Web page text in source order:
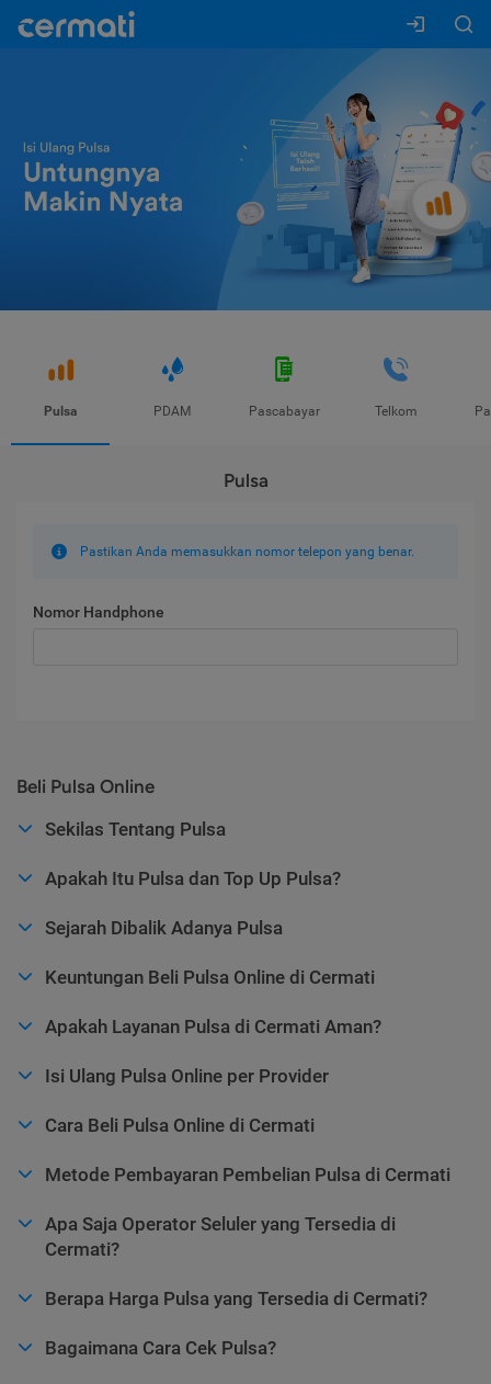
Pulsa PDAM Pascabayar Telkom
Pulsa
Pastikan Anda memasukkan nomor telepon yang benar.
Nomor Handphone
Beli Pulsa Online
Sekilas Tentang Pulsa
Apakah Itu Pulsa dan Top Up Pulsa?
Sejarah Dibalik Adanya Pulsa
Keuntungan Beli Pulsa Online di Cermati
Apakah Layanan Pulsa di Cermati Aman?
Isi Ulang Pulsa Online per Provider
Cara Beli Pulsa Online di Cermati
Metode Pembayaran Pembelian Pulsa di Cermati
Apa Saja Operator Seluler yang Tersedia di
Cermati?
Berapa Harga Pulsa yang Tersedia di Cermati?
Bagaimana Cara Cek Pulsa?